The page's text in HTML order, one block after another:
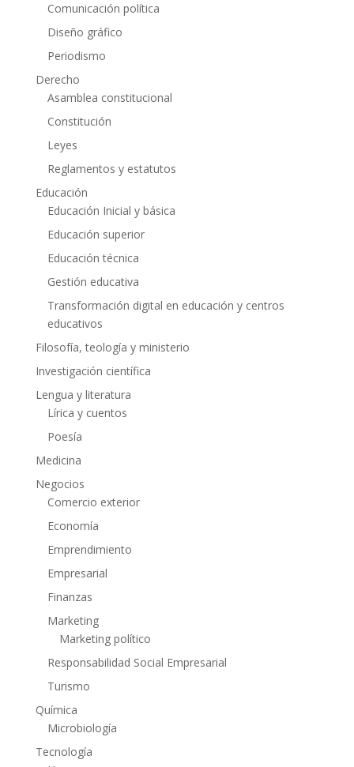
Comunicación política
Diseño gráfico
Periodismo
Derecho
Asamblea constitucional
Constitución
Leyes
Reglamentos y estatutos
Educación
Educación Inicial y básica
Educación superior
Educación técnica
Gestión educativa
Transformación digital en educación y centros
educativos
Filosofía, teología y ministerio
Investigación científica
Lengua y literatura
Lírica y cuentos
Poesía
Medicina
Negocios
Comercio exterior
Economía
Emprendimiento
Empresarial
Finanzas
Marketing
Marketing político
Responsabilidad Social Empresarial
Turismo
Química
Microbiología
Tecnología